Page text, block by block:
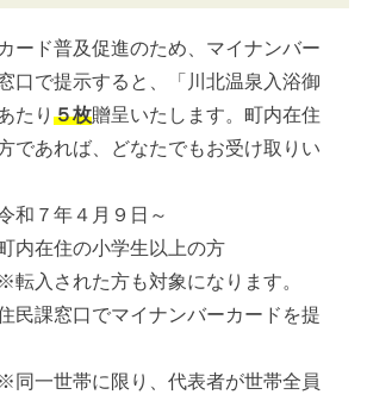
ード普及促進のため、マイナンバー
口で提示すると、「川北温泉入浴御
たり ５枚贈呈いたします。町内在住
であれば、どなたでもお受け取りい
７年４月９日～
在住の小学生以上の方
方も対象になります。
民課窓口でマイナンバーカードを提
限り、代表者が世帯全員